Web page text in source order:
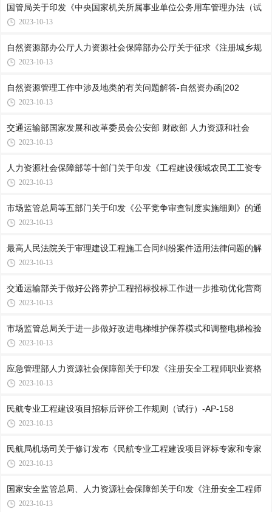
国管局关于印发《中央国家机关所属事业单位公务用车管理办法（试
2023-10-13
自然资源部办公厅人力资源社会保障部办公厅关于征求《注册城乡规
2023-10-13
自然资源管理工作中涉及地类的有关问题解答-自然资办函[202
2023-10-13
交通运输部国家发展和改革委员会公安部 财政部 人力资源和社会
2023-10-13
人力资源社会保障部等十部门关于印发《工程建设领域农民工工资专
2023-10-13
市场监管总局等五部门关于印发《公平竞争审查制度实施细则》的通
2023-10-13
最高人民法院关于审理建设工程施工合同纠纷案件适用法律问题的解
2023-10-13
交通运输部关于做好公路养护工程招标投标工作进一步推动优化营商
2023-10-13
市场监管总局关于进一步做好改进电梯维护保养模式和调整电梯检验
2023-10-13
应急管理部人力资源社会保障部关于印发《注册安全工程师职业资格
2023-10-13
民航专业工程建设项目招标后评价工作规则（试行）-AP-158
2023-10-13
民航局机场司关于修订发布《民航专业工程建设项目评标专家和专家
2023-10-13
国家安全监管总局、人力资源社会保障部关于印发《注册安全工程师
2023-10-13